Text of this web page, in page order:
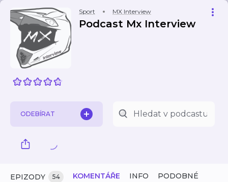
Sport MX Interview
Podcast Mx Interview
ODEBÍRAT
EPIZODY 54 KOMENTÁŘE INFO PODOBNÉ